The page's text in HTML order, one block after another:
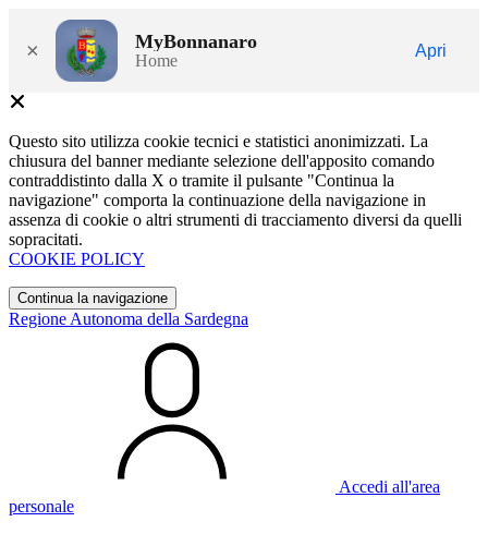
× MyBonnanaro
Home
Apri
Questo sito utilizza cookie tecnici e statistici anonimizzati. La
chiusura del banner mediante selezione dell'apposito comando
contraddistinto dalla X o tramite il pulsante "Continua la
navigazione" comporta la continuazione della navigazione in
assenza di cookie o altri strumenti di tracciamento diversi da quelli
sopracitati.
COOKIE POLICY
Continua la navigazione
Regione Autonoma della Sardegna
Accedi all'area
personale